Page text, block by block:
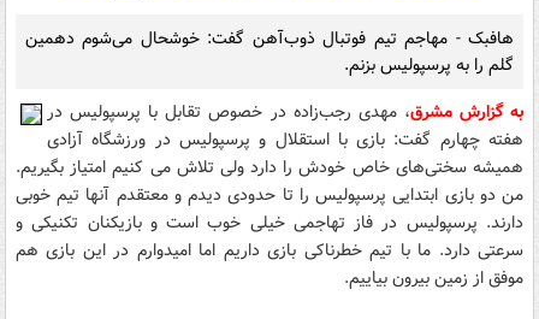
هافبک - مهاجم تیم فوتبال ذوب‌آهن گفت: خوشحال می‌شوم دهمین
گلم را به پرسپولیس بزنم.
به گزارش مشرق، مهدی رجب‌زاده در خصوص تقابل با پرسپولیس در
هفته چهارم گفت: بازی با استقلال و پرسپولیس در ورزشگاه آزادی
همیشه سختی‌های خاص خودش را دارد ولی تلاش می کنیم امتیاز بگیریم.
من دو بازی ابتدایی پرسپولیس را تا حدودی دیدم و معتقدم آنها تیم خوبی
دارند. پرسپولیس در فاز تهاجمی خیلی خوب است و بازیکنان تکنیکی و
سرعتی دارد. ما با تیم خطرناکی بازی داریم اما امیدوارم در این بازی هم
موفق از زمین بیرون بیاییم.